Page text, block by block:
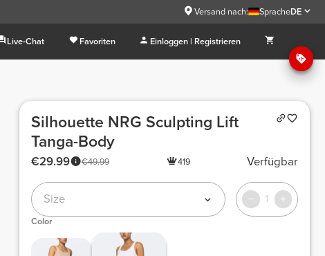
Versand nach: SpracheDE
Live-Chat Favoriten Einloggen | Registrieren
Silhouette NRG Sculpting Lift
Tanga-Body
€49.99
€29.99 419 Verfügbar
Size 1
Color